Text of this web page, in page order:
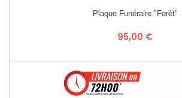
Plaque Funéraire "Forêt"
Prix
95,00 €